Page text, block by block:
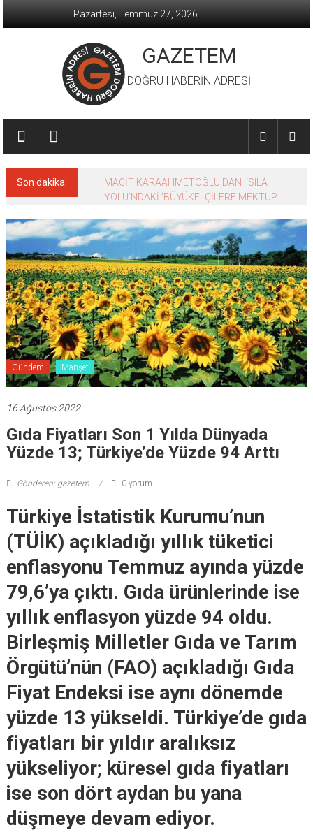
Pazartesi, Temmuz 27, 2026
GAZETEM
DOĞRU HABERİN ADRESİ
Son dakika:
MACİT KARAAHMETOĞLU’DAN ‘SILA
YOLU’NDAKİ ’BÜYÜKELÇİLERE MEKTUP
Gündem Manşet
16 Ağustos 2022
Gıda Fiyatları Son 1 Yılda Dünyada
Yüzde 13; Türkiye’de Yüzde 94 Arttı
Gönderen: gazetem 0 yorum
Türkiye İstatistik Kurumu’nun
(TÜİK) açıkladığı yıllık tüketici
enflasyonu Temmuz ayında yüzde
79,6’ya çıktı. Gıda ürünlerinde ise
yıllık enflasyon yüzde 94 oldu.
Birleşmiş Milletler Gıda ve Tarım
Örgütü’nün (FAO) açıkladığı Gıda
Fiyat Endeksi ise aynı dönemde
yüzde 13 yükseldi. Türkiye’de gıda
fiyatları bir yıldır aralıksız
yükseliyor; küresel gıda fiyatları
ise son dört aydan bu yana
düşmeye devam ediyor.